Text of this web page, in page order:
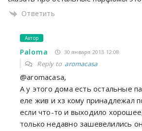
Ответить
Автор
Paloma 30 января 2013 12:08
Reply to aromacasa
@aromacasa,
А у этого дома есть остальные
еле жив и хз кому принадлежал
если что-то и выходило
только недавно зашевелились